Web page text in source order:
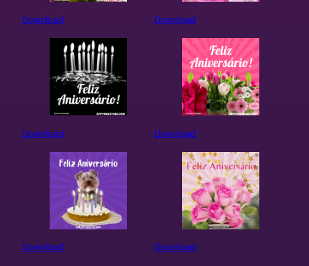
Download Download
Download Download
Download Download